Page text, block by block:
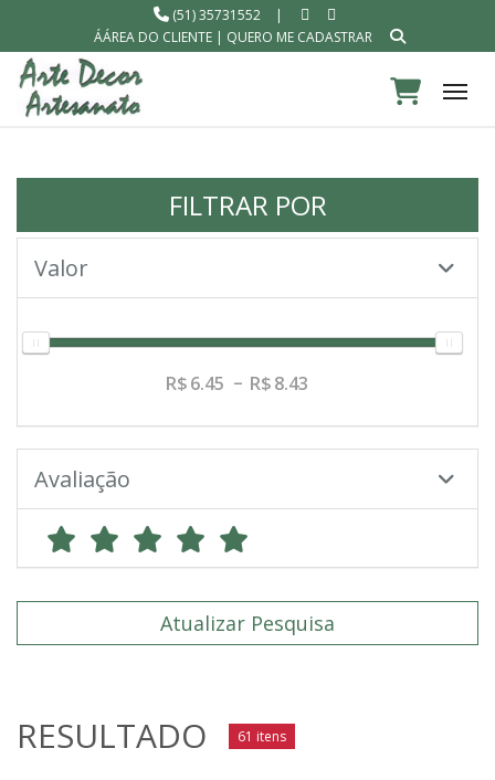
(51) 35731552
|
ÁÁREA DO CLIENTE| QUERO ME CADASTRAR
FILTRAR POR
Valor
6.45 8.43
Avaliação
Atualizar Pesquisa
RESULTADO 61 itens